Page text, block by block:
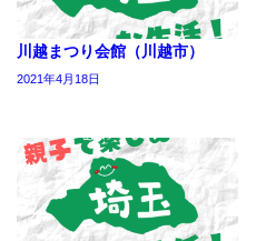
川越まつり会館（川越市）
2021年4月18日